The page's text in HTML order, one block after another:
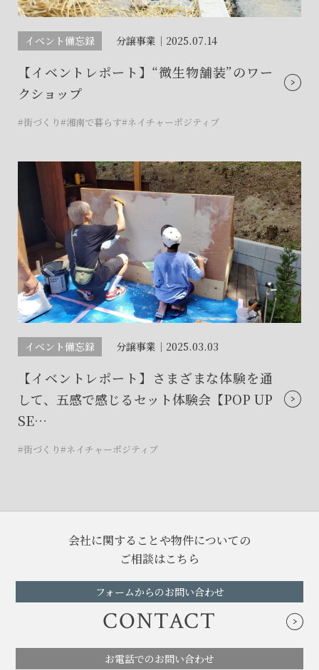
イベント備忘録 分譲事業｜ 2025.07.14
【イベントレポート】“微生物舗装”のワー
クショップ
#街づくり#湘南で暮らす#ネイチャーポジティブ
イベント備忘録 分譲事業｜ 2025.03.03
【イベントレポート】さまざまな体験を通
して、五感で感じるセット体験会【POP UP
SE…
#街づくり#ネイチャーポジティブ
フォームからのお問い合わせ
CONTACT
お電話でのお問い合わせ
営業時間9:30~18:30 水曜定休
閉じる
解約のお申し込み
CONTACT
プロコール24ご利用の方
閉じる
フォームからのお問い合わせ
CONTACT
賃貸管理事業部へのお問い合わせ
営業時間9:30~18:30 水曜定休
閉じる
会社に関することや物件についての
ご相談はこちら
フォームからのお問い合わせ
CONTACT
お電話でのお問い合わせ